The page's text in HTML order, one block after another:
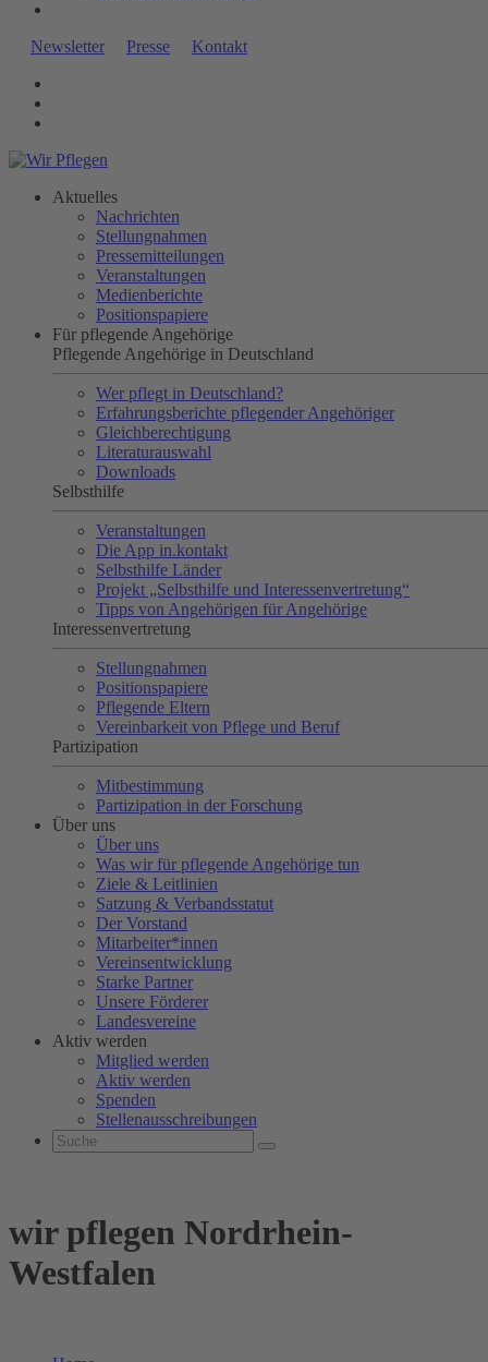
Newsletter Presse Kontakt
Aktuelles
Nachrichten
Stellungnahmen
Pressemitteilungen
Veranstaltungen
Medienberichte
Positionspapiere
Für pflegende Angehörige
Pflegende Angehörige in Deutschland
Wer pflegt in Deutschland?
Erfahrungsberichte pflegender Angehöriger
Gleichberechtigung
Literaturauswahl
Downloads
Selbsthilfe
Veranstaltungen
Die App in.kontakt
Selbsthilfe Länder
Projekt „Selbsthilfe und Interessenvertretung“
Tipps von Angehörigen für Angehörige
Interessenvertretung
Stellungnahmen
Positionspapiere
Pflegende Eltern
Vereinbarkeit von Pflege und Beruf
Partizipation
Mitbestimmung
Partizipation in der Forschung
Über uns
Über uns
Was wir für pflegende Angehörige tun
Ziele & Leitlinien
Satzung & Verbandsstatut
Der Vorstand
Mitarbeiter*innen
Vereinsentwicklung
Starke Partner
Unsere Förderer
Landesvereine
Aktiv werden
Mitglied werden
Aktiv werden
Spenden
Stellenausschreibungen
wir pflegen Nordrhein-
Westfalen